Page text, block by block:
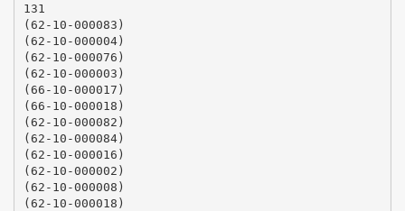
131
(62-10-000083)
(62-10-000004)
(62-10-000076)
(62-10-000003)
(66-10-000017)
(66-10-000018)
(62-10-000082)
(62-10-000084)
(62-10-000016)
(62-10-000002)
(62-10-000008)
(62-10-000018)